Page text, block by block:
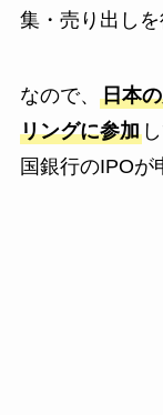
集・売り出しを
なので、 日本
リングに参加
国銀行のIPOが